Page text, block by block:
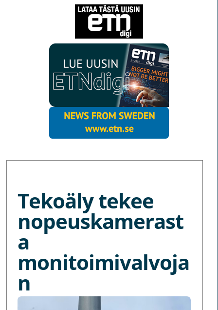
Tekoäly tekee
nopeuskamerast
a
monitoimivalvoja
n